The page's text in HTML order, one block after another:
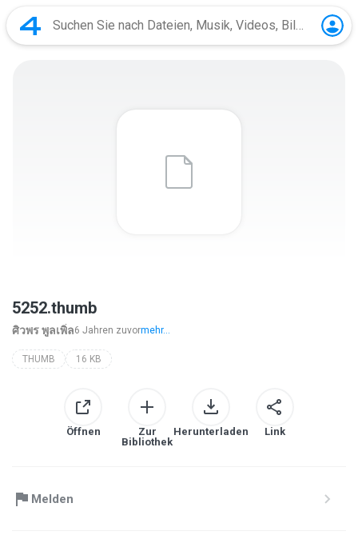
5252.thumb
ศิวพร พูลเพิ่ล6 Jahren zuvormehr...
THUMB 16 KB
Öffnen
Zur
Bibliothek
Herunterladen Link
Melden